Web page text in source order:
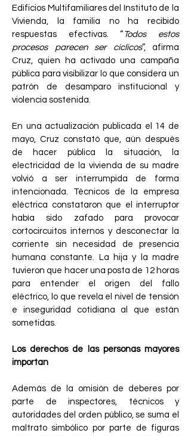
Edificios Multifamiliares del Instituto de la
Vivienda, la familia no ha recibido
respuestas efectivas. “ Todos estos
procesos parecen ser cíclicos”, afirma
Cruz, quien ha activado una campaña
pública para visibilizar lo que considera un
patrón de desamparo institucional y
violencia sostenida.
En una actualización publicada el 14 de
mayo, Cruz constató que, aún después
de hacer pública la situación, la
electricidad de la vivienda de su madre
volvió a ser interrumpida de forma
intencionada. Técnicos de la empresa
eléctrica constataron que el interruptor
había sido zafado para provocar
cortocircuitos internos y desconectar la
corriente sin necesidad de presencia
humana constante. La hija y la madre
tuvieron que hacer una posta de 12 horas
para entender el origen del fallo
eléctrico, lo que revela el nivel de tensión
e inseguridad cotidiana al que están
sometidas.
Los derechos de las personas mayores
importan
Además de la omisión de deberes por
parte de inspectores, técnicos y
autoridades del orden público, se suma el
maltrato simbólico por parte de figuras